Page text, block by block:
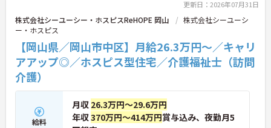
で、24時間連携の訪問診療医もいるため、医療依存
度の高い方へのケアもチームで安心して取り組める
環境です。
★おすすめPOINT★
【無理なくステップアップできる業務内容】
・実務未経験からでも挑戦可能です
・入浴介助なし、まずは生活支援や看護師のサポー
トからスタートできます
・資格取得支援制度を活用し、将来的に訪問介護員
を目指せる環境です
【手厚い待遇と働きやすさの両立】
更新日：2026年07月31日
株式会社シーユーシー・ホスピスReHOPE 岡山
株式会社シーユーシ
ー・ホスピス
【岡山県／岡山市中区】月給26.3万円～／キャリ
アアップ◎／ホスピス型住宅／介護福祉士（訪問
介護）
給料
月収 26.3万円～29.6万円
年収370万円～414万円賞与込み、夜勤月5